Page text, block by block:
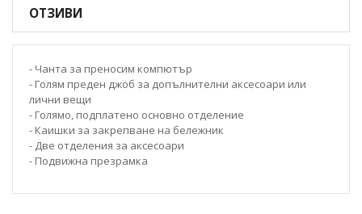
ОТЗИВИ
- Чанта за преносим компютър
- Голям преден джоб за допълнителни аксесоари или
лични вещи
- Голямo, подплатенo основно отделение
- Каишки за закрепване на бележник
- Две отделения за аксесоари
- Подвижна презрамка